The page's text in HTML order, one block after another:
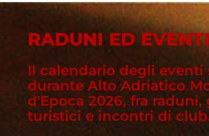
RADUNI ED
Il calendario degli eventi
durante Alto Adriatico
d'Epoca 2026, fra raduni,
turistici e incontri di